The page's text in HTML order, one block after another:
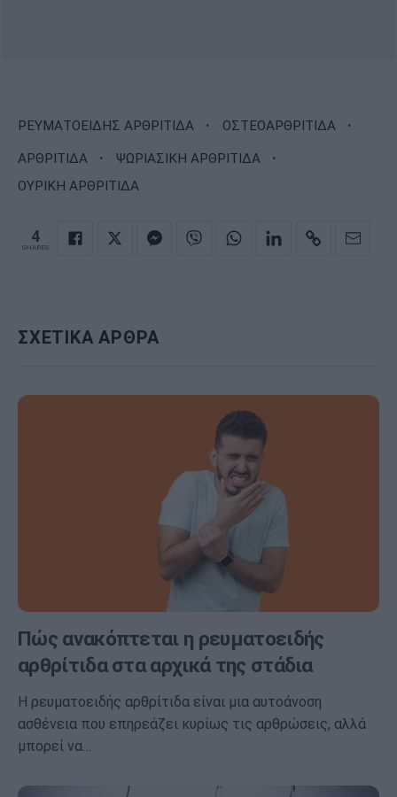
ΡΕΥΜΑΤΟΕΙΔΗΣ ΑΡΘΡΙΤΙΔΑ · ΟΣΤΕΟΑΡΘΡΙΤΙΔΑ ·
ΑΡΘΡΙΤΙΔΑ · ΨΩΡΙΑΣΙΚΗ ΑΡΘΡΙΤΙΔΑ ·
ΟΥΡΙΚΗ ΑΡΘΡΙΤΙΔΑ
4
SHARES
ΣΧΕΤΙΚΑ ΑΡΘΡΑ
Πώς ανακόπτεται η ρευματοειδής
αρθρίτιδα στα αρχικά της στάδια
Η ρευματοειδής αρθρίτιδα είναι μια αυτοάνοση
ασθένεια που επηρεάζει κυρίως τις αρθρώσεις, αλλά
μπορεί να…